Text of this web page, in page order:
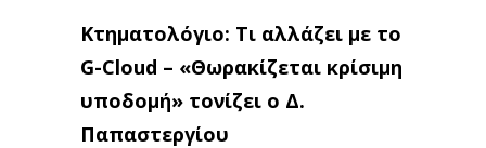
Κτηματολόγιο: Τι αλλάζει με το
G-Cloud – «Θωρακίζεται κρίσιμη
υποδομή» τονίζει ο Δ.
Παπαστεργίου